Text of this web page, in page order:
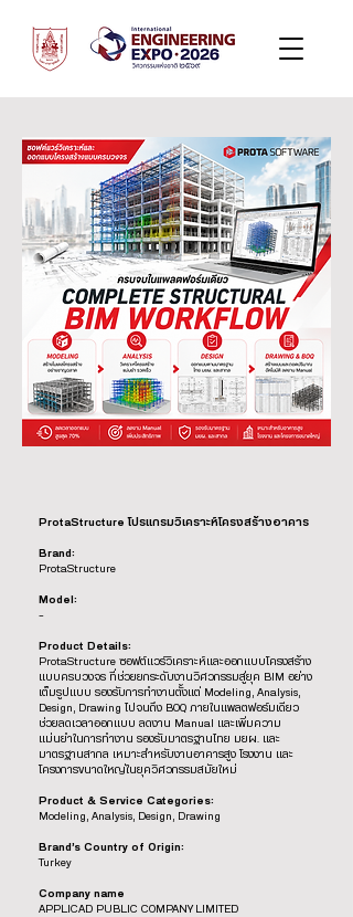
ProtaStructure โปรแกรมวิเคราะห์โครงสร้างอาคาร
Brand:
ProtaStructure
Model:
-
Product Details:
ProtaStructure ซอฟต์แวร์วิเคราะห์และออกแบบโครงสร้าง
แบบครบวงจร ที่ช่วยยกระดับงานวิศวกรรมสู่ยุค BIM อย่าง
เต็มรูปแบบ รองรับการทำงานตั้งแต่ Modeling, Analysis,
Design, Drawing ไปจนถึง BOQ ภายในแพลตฟอร์มเดียว
ช่วยลดเวลาออกแบบ ลดงาน Manual และเพิ่มความ
แม่นยำในการทำงาน รองรับมาตรฐานไทย มยผ. และ
มาตรฐานสากล เหมาะสำหรับงานอาคารสูง โรงงาน และ
โครงการขนาดใหญ่ในยุควิศวกรรมสมัยใหม่
Product & Service Categories:
Modeling, Analysis, Design, Drawing
Brand’s Country of Origin:
Turkey
Company name
APPLICAD PUBLIC COMPANY LIMITED